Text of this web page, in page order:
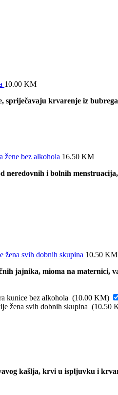
10.00 KM
spriječavaju krvarenje iz
bez alkohola 16.50 KM
neredovnih i bolnih menstruacija,
svih dobnih skupina 10.50 KM
jajnika, mioma na maternici,
kunice bez alkohola (10.00 KM)
žena svih dobnih skupina (10.50
kašlja, krvi u ispljuvku i